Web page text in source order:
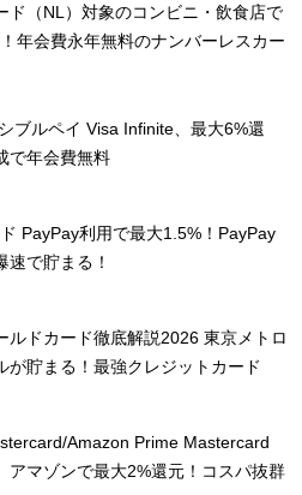
ド（NL）対象のコンビニ・飲食店で
年会費永年無料のナンバーレスカー
ブルペイ Visa Infinite、最大6%還
で年会費無料
PayPay利用で最大1.5%！PayPay
速で貯まる！
ルドカード徹底解説2026 東京メトロ
が貯まる！最強クレジットカード
Amazon Prime Mastercard
アマゾンで最大2%還元！コスパ抜群